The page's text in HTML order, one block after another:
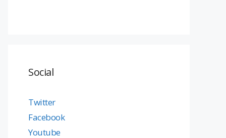
Social
Twitter
Facebook
Youtube